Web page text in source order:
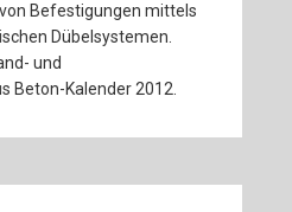
Befestigungen mittels
Dübelsystemen.
und
Beton-Kalender 2012.